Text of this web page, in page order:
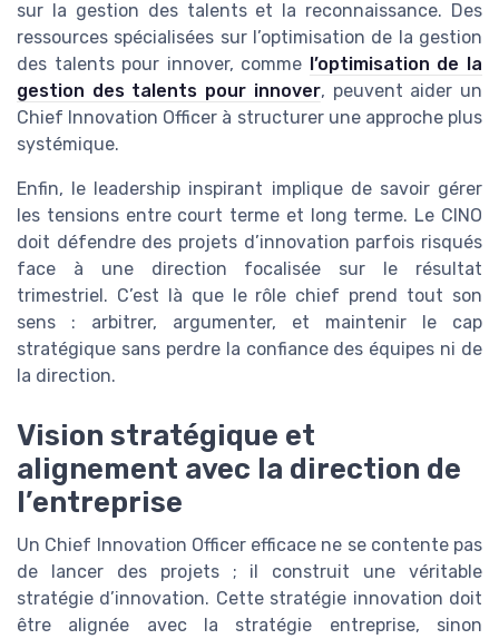
sur la gestion des talents et la reconnaissance. Des
ressources spécialisées sur l’optimisation de la gestion
des talents pour innover, comme l’optimisation de la
gestion des talents pour innover, peuvent aider un
Chief Innovation Officer à structurer une approche plus
systémique.
Enfin, le leadership inspirant implique de savoir gérer
les tensions entre court terme et long terme. Le CINO
doit défendre des projets d’innovation parfois risqués
face à une direction focalisée sur le résultat
trimestriel. C’est là que le rôle chief prend tout son
sens : arbitrer, argumenter, et maintenir le cap
stratégique sans perdre la confiance des équipes ni de
la direction.
Vision stratégique et
alignement avec la direction de
l’entreprise
Un Chief Innovation Officer efficace ne se contente pas
de lancer des projets ; il construit une véritable
stratégie d’innovation. Cette stratégie innovation doit
être alignée avec la stratégie entreprise, sinon